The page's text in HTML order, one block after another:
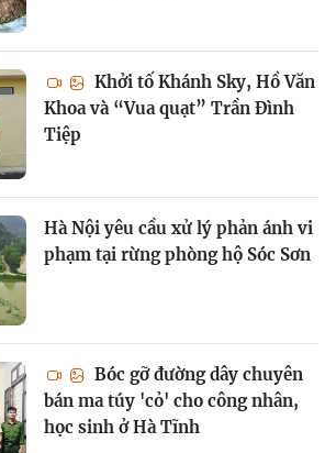
Khởi tố Khánh Sky, Hồ Văn
Khoa và “Vua quạt” Trần Đình
Tiệp
Hà Nội yêu cầu xử lý phản ánh vi
phạm tại rừng phòng hộ Sóc Sơn
Bóc gỡ đường dây chuyên
bán ma túy 'cỏ' cho công nhân,
học sinh ở Hà Tĩnh